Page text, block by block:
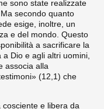
sono state realizzate
secondo quanto
esige, inoltre, un
e del mondo. Questo
a sacrificare la
Dio e agli altri uomini,
associa alla
(12,1) che
e libera da